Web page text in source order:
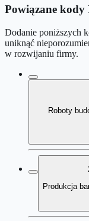
Powiązane kody
Dodanie poniższych
uniknąć
w rozwijaniu firmy.
Roboty
Produkcja